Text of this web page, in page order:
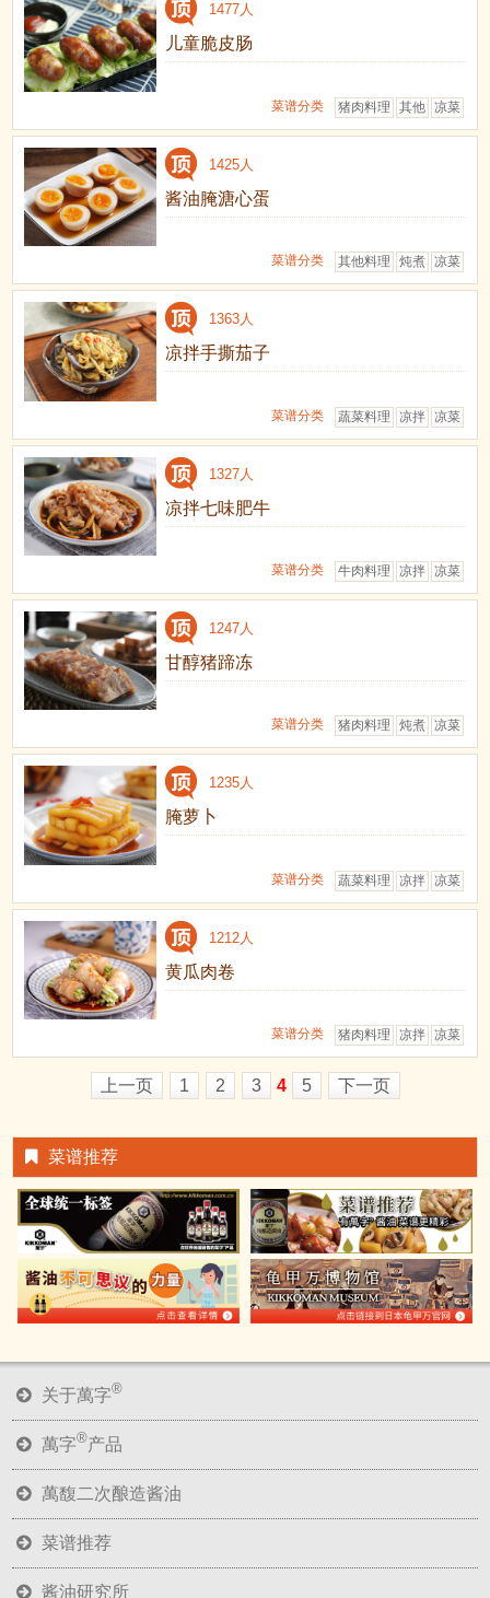
1477人
儿童脆皮肠
凉菜
其他
猪肉料理
菜谱分类
1425人
酱油腌溏心蛋
凉菜
炖煮
其他料理
菜谱分类
1363人
凉拌手撕茄子
凉菜
凉拌
蔬菜料理
菜谱分类
1327人
凉拌七味肥牛
凉菜
凉拌
牛肉料理
菜谱分类
1247人
甘醇猪蹄冻
凉菜
炖煮
猪肉料理
菜谱分类
1235人
腌萝卜
凉菜
凉拌
蔬菜料理
菜谱分类
1212人
黄瓜肉卷
凉菜
凉拌
猪肉料理
菜谱分类
上一页 1 2 3 4 5 下一页
菜谱推荐
关于萬字®
萬字®产品
萬馥二次酿造酱油
菜谱推荐
酱油研究所